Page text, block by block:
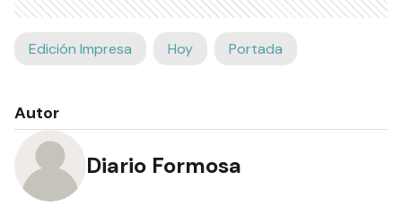
Edición Impresa Hoy Portada
Autor
Diario Formosa